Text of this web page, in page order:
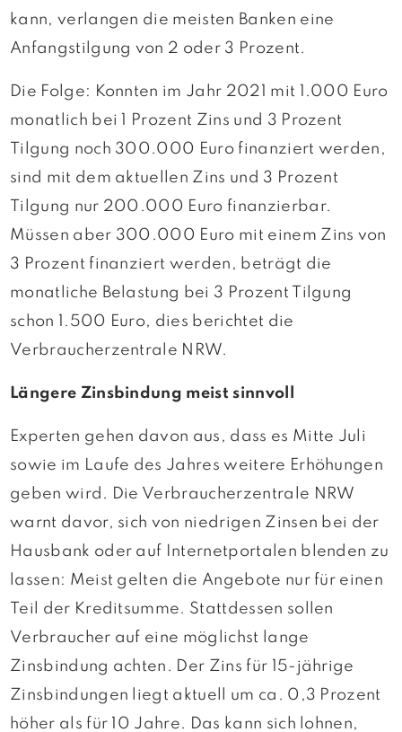
kann, verlangen die meisten Banken eine
Anfangstilgung von 2 oder 3 Prozent.
Die Folge: Konnten im Jahr 2021 mit 1.000 Euro
monatlich bei 1 Prozent Zins und 3 Prozent
Tilgung noch 300.000 Euro finanziert werden,
sind mit dem aktuellen Zins und 3 Prozent
Tilgung nur 200.000 Euro finanzierbar.
Müssen aber 300.000 Euro mit einem Zins von
3 Prozent finanziert werden, beträgt die
monatliche Belastung bei 3 Prozent Tilgung
schon 1.500 Euro, dies berichtet die
Verbraucherzentrale NRW.
Längere Zinsbindung meist sinnvoll
Experten gehen davon aus, dass es Mitte Juli
sowie im Laufe des Jahres weitere Erhöhungen
geben wird. Die Verbraucherzentrale NRW
warnt davor, sich von niedrigen Zinsen bei der
Hausbank oder auf Internetportalen blenden zu
lassen: Meist gelten die Angebote nur für einen
Teil der Kreditsumme. Stattdessen sollen
Verbraucher auf eine möglichst lange
Zinsbindung achten. Der Zins für 15-jährige
Zinsbindungen liegt aktuell um ca. 0,3 Prozent
höher als für 10 Jahre. Das kann sich lohnen,